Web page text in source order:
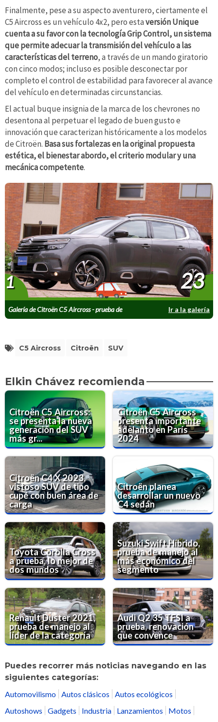
Finalmente, pese a su aspecto aventurero, ciertamente el
C5 Aircross es un vehículo 4x2, pero estaversión Unique
cuenta a su favor con la tecnología Grip Control, un sistema
que permite adecuar la transmisión del vehículo a las
características del terreno, a través de un mando giratorio
con cinco modos; incluso es posible desconectar por
completo el control de estabilidad para favorecer al avance
del vehículo en determinadas circunstancias.
El actual buque insignia de la marca de los chevrones no
desentona al perpetuar el legado de buen gusto e
innovación que caracterizan históricamente a los modelos
de Citroën. Basa sus fortalezas en la original propuesta
estética, el bienestar abordo, el criterio modular y una
mecánica competente.
Galería de Citroën C5 Aircross - prueba de
manejo
Ir a la galería
1 23
C5 Aircross Citroën SUV
Elkin Chávez recomienda
Citroën C5 Aircross:
se presenta la nueva
generación del SUV
más gr...
Citroën C5 Aircross
presenta importante
adelanto en París
2024
Citroën C4 X 2023,
vistoso SUV de tipo
cupé con buen área de
carga
Citroën planea
desarrollar un nuevo
C4 sedán
Toyota Corolla Cross
a prueba, lo mejor de
dos mundos
Suzuki Swift Híbrido,
prueba de manejo al
más económico del
segmento
Renault Duster 2021,
prueba de manejo al
líder de la categoría
Audi Q2 35 TFSI a
prueba, renovación
que convence
Puedes recorrer más noticias navegando en las
siguientes categorías:
Automovilismo
Autos clásicos
Autos ecológicos
Autoshows
Gadgets Industria Lanzamientos Motos